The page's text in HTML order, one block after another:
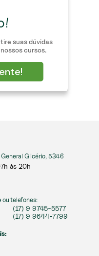
suas dúvidas
cursos.
Glicério, 5346
às 20h​​
ou telefones:
(17) 9 9745-5577
(17) 9 9644-7799